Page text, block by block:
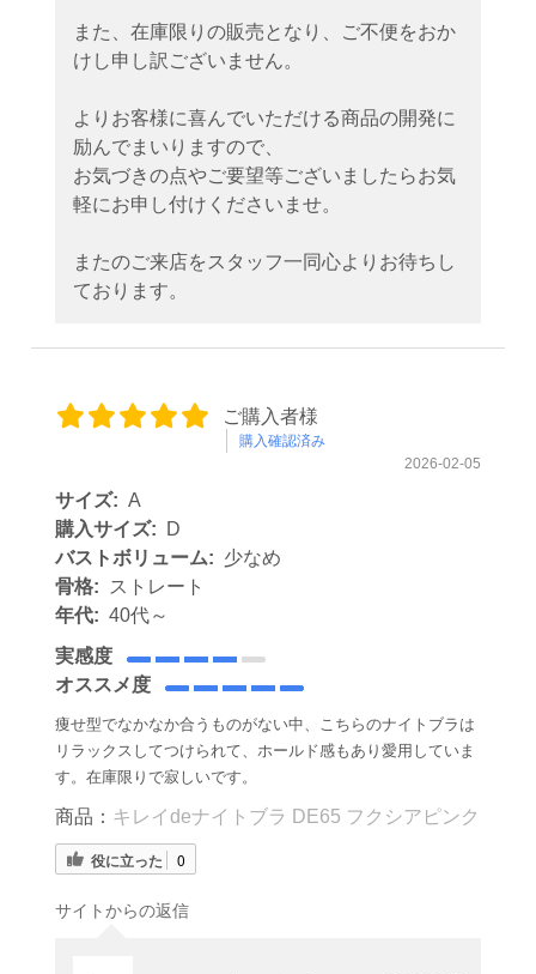
また、在庫限りの販売となり、ご不便をおか
けし申し訳ございません。
よりお客様に喜んでいただける商品の開発に
励んでまいりますので、
お気づきの点やご要望等ございましたらお気
軽にお申し付けくださいませ。
またのご来店をスタッフ一同心よりお待ちし
ております。
ご購入者様
購入確認済み
2026-02-05
サイズ: A
購入サイズ:
D
バストボリューム: 少なめ
骨格:
ストレート
年代: 40代～
実感度
オススメ度
痩せ型でなかなか合うものがない中、こちらのナイトブラは
リラックスしてつけられて、ホールド感もあり愛用していま
す。在庫限りで寂しいです。
商品： キレイdeナイトブラ DE65 フクシアピンク
役に立った 0
サイトからの返信